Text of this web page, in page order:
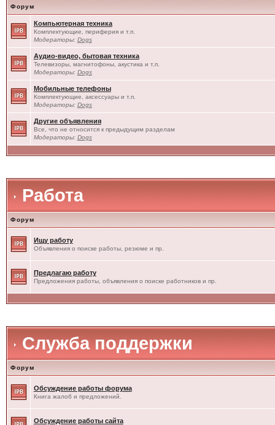
Форум
Компьютерная техника
Комплектующие, периферия и т.п.
Модераторы: Dogs
Аудио-видео, бытовая техника
Телевизоры, магнитофоны, акустика и т.п.
Модераторы: Dogs
Мобильные телефоны
Комплектующие, аксессуары и т.п.
Модераторы: Dogs
Другие объявления
Все, что не относится к предыдущим разделам
Модераторы: Dogs
Работа
Форум
Ищу работу
Объявления о поиске работы, резюме и пр.
Предлагаю работу
Предложения работы, объявления о поиске работников и пр.
Служба поддержки
Форум
Обсуждение работы форума
Книга жалоб и предложений.
Обсуждение работы сайта